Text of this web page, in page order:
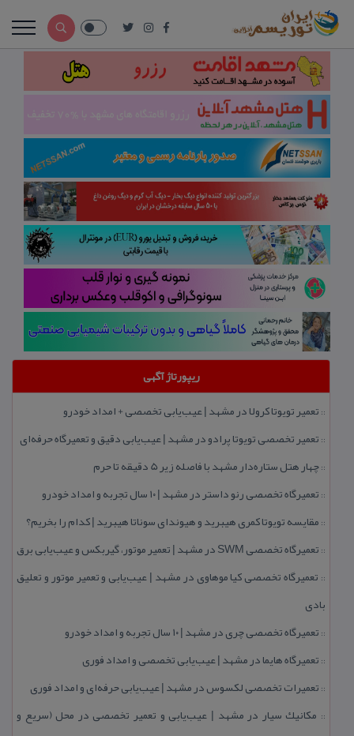
ریپورتاژ آگهی
:: تعمیر تویوتا كرولا در مشهد | عیب‌یابی تخصصی + امداد خودرو
:: تعمیر تخصصی تویوتا پرادو در مشهد | عیب‌یابی دقیق و تعمیرگاه حرفه‌ای
::چهار هتل‌ ستاره‌دار مشهد با فاصله زیر 5 دقیقه تا حرم
:: تعمیرگاه تخصصی رنو داستر در مشهد | ۱۰ سال تجربه و امداد خودرو
:: مقایسه تویوتا كمری هیبرید و هیوندای سوناتا هیبرید | كدام را بخریم؟
:: تعمیرگاه تخصصی SWM در مشهد | تعمیر موتور، گیربكس و عیب‌یابی برق
:: تعمیرگاه تخصصی كیا موهاوی در مشهد | عیب‌یابی و تعمیر موتور و تعلیق
بادی
:: تعمیرگاه تخصصی چری در مشهد | ۱۰ سال تجربه و امداد خودرو
:: تعمیرگاه هایما در مشهد | عیب‌یابی تخصصی و امداد فوری
:: تعمیرات تخصصی لكسوس در مشهد | عیب‌یابی حرفه‌ای و امداد فوری
:: مكانیك سیار در مشهد | عیب‌یابی و تعمیر تخصصی در محل (سریع و